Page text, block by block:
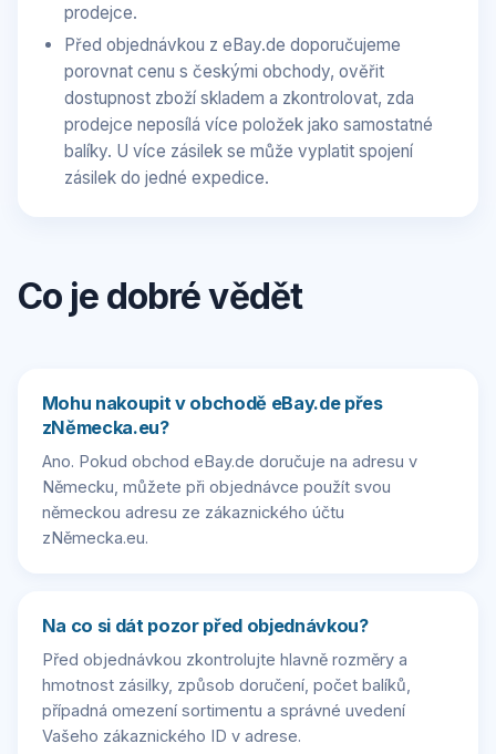
prodejce.
Před objednávkou z eBay.de doporučujeme
porovnat cenu s českými obchody, ověřit
dostupnost zboží skladem a zkontrolovat, zda
prodejce neposílá více položek jako samostatné
balíky. U více zásilek se může vyplatit spojení
zásilek do jedné expedice.
Co je dobré vědět
Mohu nakoupit v obchodě eBay.de přes
zNěmecka.eu?
Ano. Pokud obchod eBay.de doručuje na adresu v
Německu, můžete při objednávce použít svou
německou adresu ze zákaznického účtu
zNěmecka.eu.
Na co si dát pozor před objednávkou?
Před objednávkou zkontrolujte hlavně rozměry a
hmotnost zásilky, způsob doručení, počet balíků,
případná omezení sortimentu a správné uvedení
Vašeho zákaznického ID v adrese.